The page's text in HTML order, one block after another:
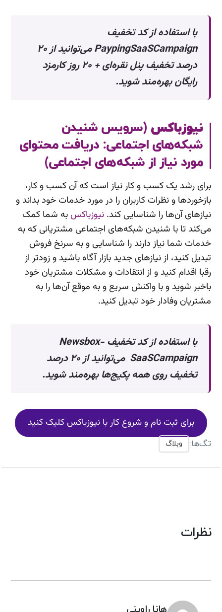
با استفاده از کد تخفیف
PaypingSaaSCampaign می‌توانید از ۲۰
درصد تخفیف پنل نقره‌ای + ۲۰ روز کارمزد
رایگان بهره‌مند شوید.
نیوزباکس (سرویس شنیدن
شبکه‌های اجتماعی: دریافت محتوای
مورد نیاز از شبکه‌های اجتماعی)
برای رشد یک کسب و کار نیاز است که آن کسب و کار،
بازخوردها و نظرات کاربران را در مورد خدمات خود بداند و
نیازهای آن‌ها را شناسایی کند. نیوزباکس به شما کمک
می‌کند تا با شنیدن شبکه‌های اجتماعی مشتریانی که به
خدمات شما نیاز دارند را شناسایی و به سرنخ‌ فروش
تبدیل کنید، از نیازهای جدید بازار آگاه باشید و زودتر از
رقبا اقدام کنید و از انتقادات و مشکلات مشتریان خود
باخبر شوید و با واکنش سریع و به موقع آن‌ها را به
مشتریان وفادار خود تبدیل کنید.
با استفاده از کد تخفیف Newsbox-
SaaSCampaign می‌توانید از ۲۰ درصد
تخفیف روی همه پکیج‌ها بهره‌مند شوید.
برای ثبت نام و شروع کار با نیوزباکس کلیک کنید
تگ‌ها: وبلاگ
نظرات